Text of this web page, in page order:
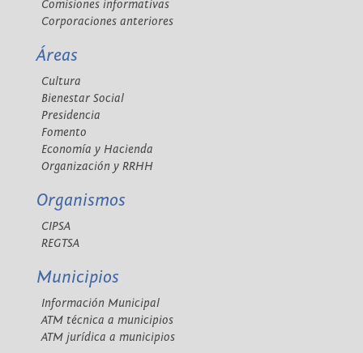
Comisiones informativas
Corporaciones anteriores
Áreas
Cultura
Bienestar Social
Presidencia
Fomento
Economía y Hacienda
Organización y RRHH
Organismos
CIPSA
REGTSA
Municipios
Información Municipal
ATM técnica a municipios
ATM jurídica a municipios